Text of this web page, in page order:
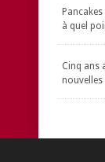
à quel
Cinq ans